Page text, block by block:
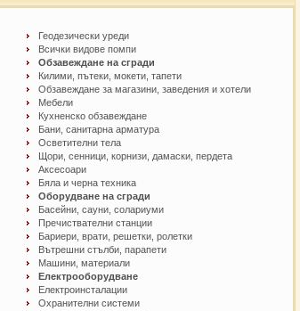
Геодезически уреди
Всички видове помпи
Обзавеждане на сгради
Килими, пътеки, мокети, тапети
Обзавеждане за магазини, заведения и хотели
Мебели
Кухненско обзавеждане
Бани, санитарна арматура
Осветителни тела
Щори, сенници, корнизи, дамаски, пердета
Аксесоари
Бяла и черна техника
Оборудване на сгради
Басейни, сауни, солариуми
Пречиствателни станции
Бариери, врати, решетки, ролетки
Вътрешни стълби, парапети
Машини, материали
Електрооборудване
Електроинсталации
Охранителни системи